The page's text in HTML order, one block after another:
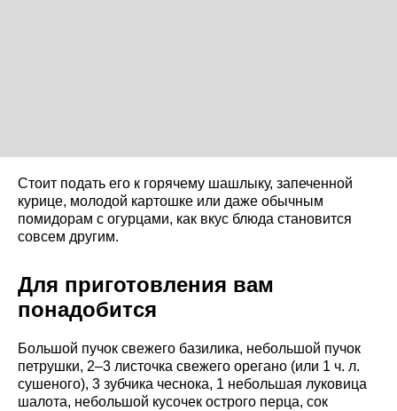
Стоит подать его к горячему шашлыку, запеченной
курице, молодой картошке или даже обычным
помидорам с огурцами, как вкус блюда становится
совсем другим.
Для приготовления вам
понадобится
Большой пучок свежего базилика, небольшой пучок
петрушки, 2–3 листочка свежего орегано (или 1 ч. л.
сушеного), 3 зубчика чеснока, 1 небольшая луковица
шалота, небольшой кусочек острого перца, сок